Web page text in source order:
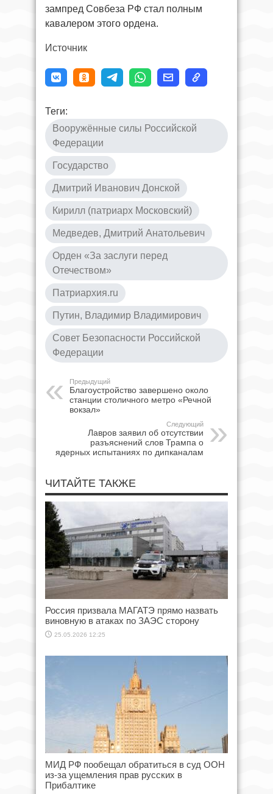
зампред Совбеза РФ стал полным
кавалером этого ордена.
Источник
Теги:
Вооружённые силы Российской
Федерации
Государство
Дмитрий Иванович Донской
Кирилл (патриарх Московский)
Медведев, Дмитрий Анатольевич
Орден «За заслуги перед
Отечеством»
Патриархия.ru
Путин, Владимир Владимирович
Совет Безопасности Российской
Федерации
Предыдущий
Благоустройство завершено около
станции столичного метро «Речной
вокзал»
Следующий
Лавров заявил об отсутствии
разъяснений слов Трампа о
ядерных испытаниях по дипканалам
ЧИТАЙТЕ ТАКЖЕ
Россия призвала МАГАТЭ прямо назвать
виновную в атаках по ЗАЭС сторону
25.05.2026 12:25
МИД РФ пообещал обратиться в суд ООН
из-за ущемления прав русских в
Прибалтике